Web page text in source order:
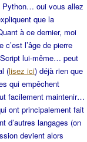
Python… oui vous allez
que la
à ce dernier, moi
l’âge de pierre
lui-même… peut
(lisez ici) déjà rien que
qui empêchent
facilement maintenir…
ont principalement fait
d’autres langages (on
devient alors